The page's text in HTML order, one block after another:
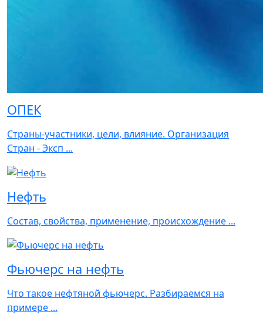
ОПЕК
Страны-участники, цели, влияние. Организация
Стран - Эксп ...
Нефть
Состав, свойства, применение, происхождение ...
Фьючерс на нефть
Что такое нефтяной фьючерс. Разбираемся на
примере ...